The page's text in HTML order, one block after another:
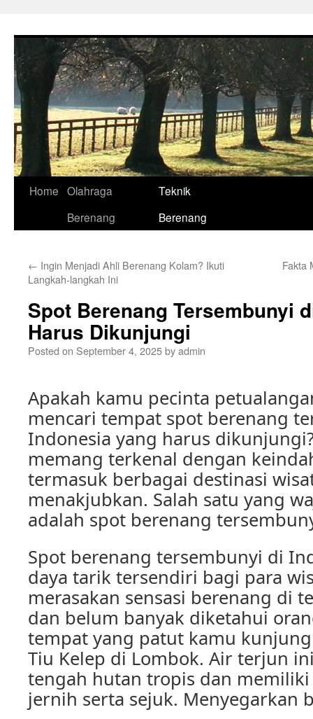
Home Olahraga
Berenang
Teknik
Berenang
← Ingin Menjadi Ahli Berenang Kolam? Ikuti
Langkah-langkah Ini
Fakta
Spot Berenang Tersembunyi
Harus Dikunjungi
Posted on September 4, 2025byadmin
Apakah kamu pecinta
mencari tempat spot berenang
Indonesia yang harus
memang terkenal dengan
termasuk berbagai destinasi
menakjubkan. Salah satu yang
adalah spot berenang
Spot berenang tersembunyi di
daya tarik tersendiri bagi para
merasakan sensasi berenang di
dan belum banyak diketahui
tempat yang patut kamu
Tiu Kelep di Lombok. Air terjun
tengah hutan tropis dan
jernih serta sejuk. Menyegarkan